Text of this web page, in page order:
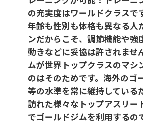
の充実度はワールドクラス
年齢も性別も体格も異なる人
ンだからこそ、調節機能や強
動きなどに妥協は許されませ
ムが世界トップクラスのマシ
のはそのためです。海外のゴ
等の水準を常に維持している
訪れた様々なトップアスリー
でゴールドジムを利用するの